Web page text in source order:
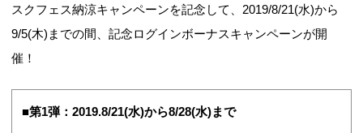
スクフェス納涼キャンペーンを記念して、2019/8/21(水)から
9/5(木)までの間、記念ログインボーナスキャンペーンが開
催！
■第1弾：2019.8/21(水)から8/28(水)まで